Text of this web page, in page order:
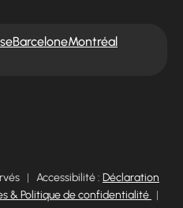
BarceloneMontréal
| Accessibilité : Déclaration
& Politique de confidentialité |